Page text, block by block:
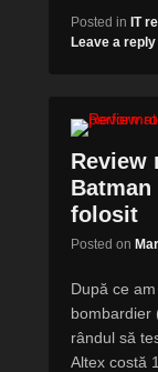
Posted in IT
Leave a reply
Review
folosit
Posted on
După ce
bombardier
rândul să
Altex costă